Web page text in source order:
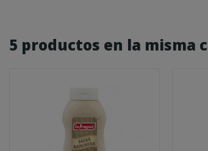
5 productos en la misma